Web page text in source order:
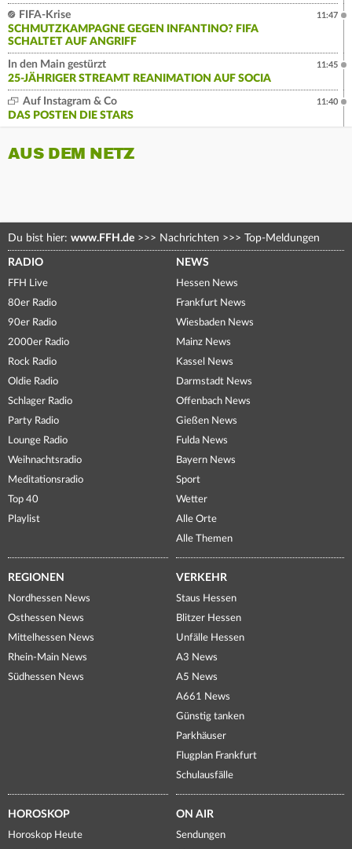
FIFA-Krise
SCHMUTZKAMPAGNE GEGEN INFANTINO? FIFA
SCHALTET AUF ANGRIFF
11:47
In den Main gestürzt
25-JÄHRIGER STREAMT REANIMATION AUF SOCIA
11:45
Auf Instagram & Co
DAS POSTEN DIE STARS
11:40
AUS DEM NETZ
Du bist hier: www.FFH.de >>> Nachrichten >>> Top-Meldungen
RADIO
FFH Live
80er Radio
90er Radio
2000er Radio
Rock Radio
Oldie Radio
Schlager Radio
Party Radio
Lounge Radio
Weihnachtsradio
Meditationsradio
Top 40
Playlist
NEWS
Hessen News
Frankfurt News
Wiesbaden News
Mainz News
Kassel News
Darmstadt News
Offenbach News
Gießen News
Fulda News
Bayern News
Sport
Wetter
Alle Orte
Alle Themen
REGIONEN
Nordhessen News
Osthessen News
Mittelhessen News
Rhein-Main News
Südhessen News
VERKEHR
Staus Hessen
Blitzer Hessen
Unfälle Hessen
A3 News
A5 News
A661 News
Günstig tanken
Parkhäuser
Flugplan Frankfurt
Schulausfälle
HOROSKOP
Horoskop Heute
ON AIR
Sendungen